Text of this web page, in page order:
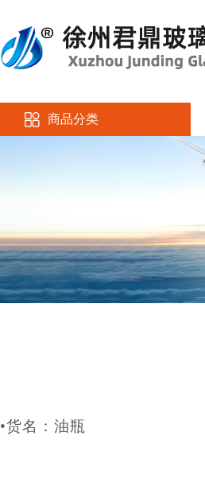
商品分类
•货名：油瓶